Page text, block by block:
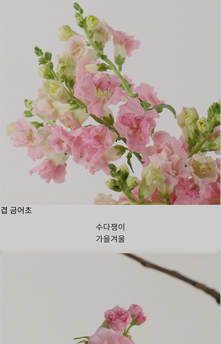
겹 금어초
수다쟁이
가을겨울